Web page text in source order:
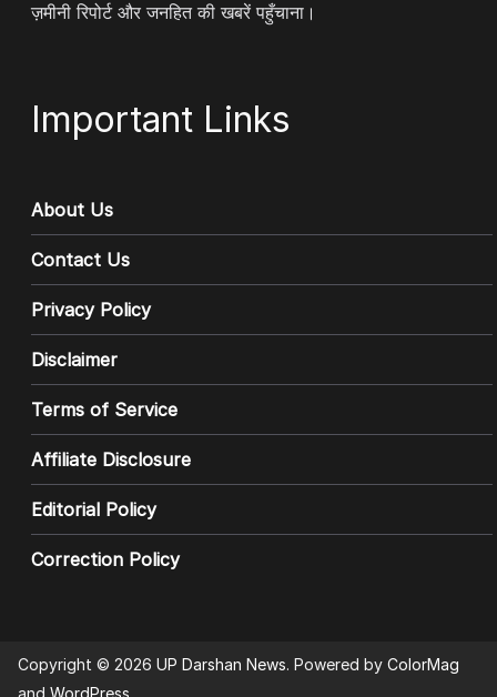
ज़मीनी रिपोर्ट और जनहित की खबरें पहुँचाना।
Important Links
About Us
Contact Us
Privacy Policy
Disclaimer
Terms of Service
Affiliate Disclosure
Editorial Policy
Correction Policy
Copyright © 2026 UP Darshan News. Powered by ColorMag